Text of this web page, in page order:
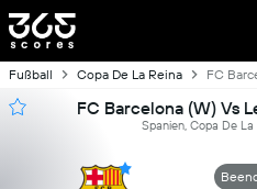
Fußball Copa De La Reina FC
FC Barcelona (W) Vs
Spanien, Copa De